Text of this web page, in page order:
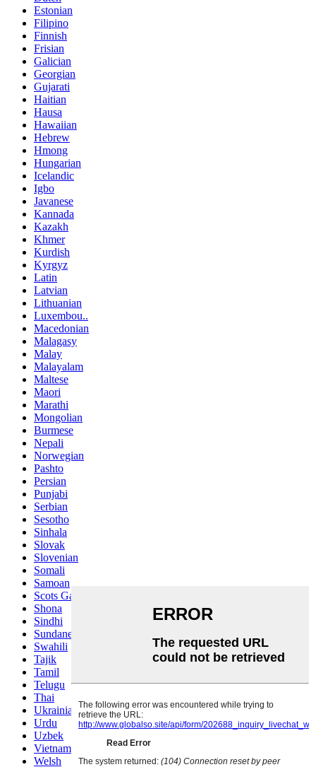
Estonian
Filipino
Finnish
Frisian
Galician
Georgian
Gujarati
Haitian
Hausa
Hawaiian
Hebrew
Hmong
Hungarian
Icelandic
Igbo
Javanese
Kannada
Kazakh
Khmer
Kurdish
Kyrgyz
Latin
Latvian
Lithuanian
Luxembou..
Macedonian
Malagasy
Malay
Malayalam
Maltese
Maori
Marathi
Mongolian
Burmese
Nepali
Norwegian
Pashto
Persian
Punjabi
Serbian
Sesotho
Sinhala
Slovak
Slovenian
Somali
Samoan
Scots Gaelic
Shona
Sindhi
Sundanese
Swahili
Tajik
Tamil
Telugu
Thai
Ukrainian
Urdu
Uzbek
Vietnamese
Welsh